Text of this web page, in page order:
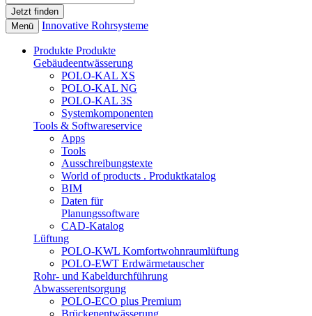
Menü Innovative Rohrsysteme
Produkte Produkte
Gebäudeentwässerung
POLO-KAL XS
POLO-KAL NG
POLO-KAL 3S
Systemkomponenten
Tools & Softwareservice
Apps
Tools
Ausschreibungstexte
World of products . Produktkatalog
BIM
Daten für
Planungssoftware
CAD-Katalog
Lüftung
POLO-KWL Komfortwohnraumlüftung
POLO-EWT Erdwärmetauscher
Rohr- und Kabeldurchführung
Abwasserentsorgung
POLO-ECO plus Premium